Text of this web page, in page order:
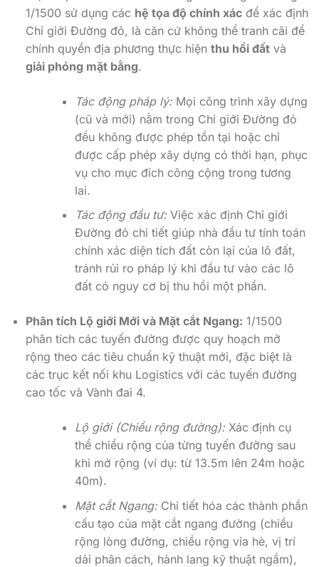
1/1500 sử dụng các hệ tọa độ chính xácđể xác định
Chỉ giới Đường đỏ, là căn cứ không thể tranh cãi để
chính quyền địa phương thực hiện thu hồi đấtvà
giải phóng mặt bằng.
Tác động pháp lý:Mọi công trình xây dựng
(cũ và mới) nằm trong Chỉ giới Đường đỏ
đều không được phép tồn tại hoặc chỉ
được cấp phép xây dựng có thời hạn, phục
vụ cho mục đích công cộng trong tương
lai.
Tác động đầu tư:Việc xác định Chỉ giới
Đường đỏ chi tiết giúp nhà đầu tư tính toán
chính xác diện tích đất còn lại của lô đất,
tránh rủi ro pháp lý khi đầu tư vào các lô
đất có nguy cơ bị thu hồi một phần.
Phân tích Lộ giới Mới và Mặt cắt Ngang: 1/1500
phân tích các tuyến đường được quy hoạch mở
rộng theo các tiêu chuẩn kỹ thuật mới, đặc biệt là
các trục kết nối khu Logistics với các tuyến đường
cao tốc và Vành đai 4.
Lộ giới (Chiều rộng đường):Xác định cụ
thể chiều rộng của từng tuyến đường sau
khi mở rộng (ví dụ: từ 13.5m lên 24m hoặc
40m).
Mặt cắt Ngang:Chi tiết hóa các thành phần
cấu tạo của mặt cắt ngang đường (chiều
rộng lòng đường, chiều rộng vỉa hè, vị trí
dải phân cách, hành lang kỹ thuật ngầm),